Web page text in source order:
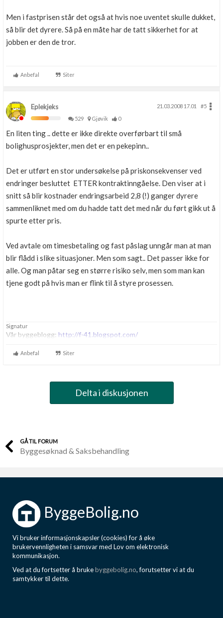
Men i fastprisen står det også at hvis noe uventet skulle dukket,
så blir det dyrere. Så på en måte har de tatt sikkerhet for at
jobben er den de tror.
Anbefal Siter
Eplekjeks 21.03.2008 17.01
#5
529
Gjøvik 0
En liten ting .. dette er ikke direkte overførbart til små
bolighusprosjekter, men det er en pekepinn..
Det er utført en stor undersøkelse på priskonsekvenser ved
endringer besluttet ETTER kontraktinngåelse. Den viser at i
snitt så blir kostnader endringsarbeid 2,8 (!) ganger dyrere
sammenliknet med om du hadde tatt det med når du ført gikk ut å
spurte etter pris.
Ved avtale om timesbetaling og fast påslag unngår man at man
blir flådd i slike situasjoner. Men som sagt.. Det passer ikke for
alle. Og man påtar seg en større risiko selv, men som man kan
tjene godt på hvis man er flink til å styre prosessen.
Signatur
Vår byggeblogg: http://f-41.blogspot.com/
Anbefal Siter
Delta i diskusjonen
GÅ TIL FORUM
Byggesøknad & Saksbehandling
ByggeBolig.no
Vi bruker informasjonskapsler (cookies) for å øke
brukervennligheten i samsvar med Lov om elektronisk
kommunikasjon.
Ved at du fortsetter å brukebyggebolig.no, forutsetter vi at du
samtykker til dette.